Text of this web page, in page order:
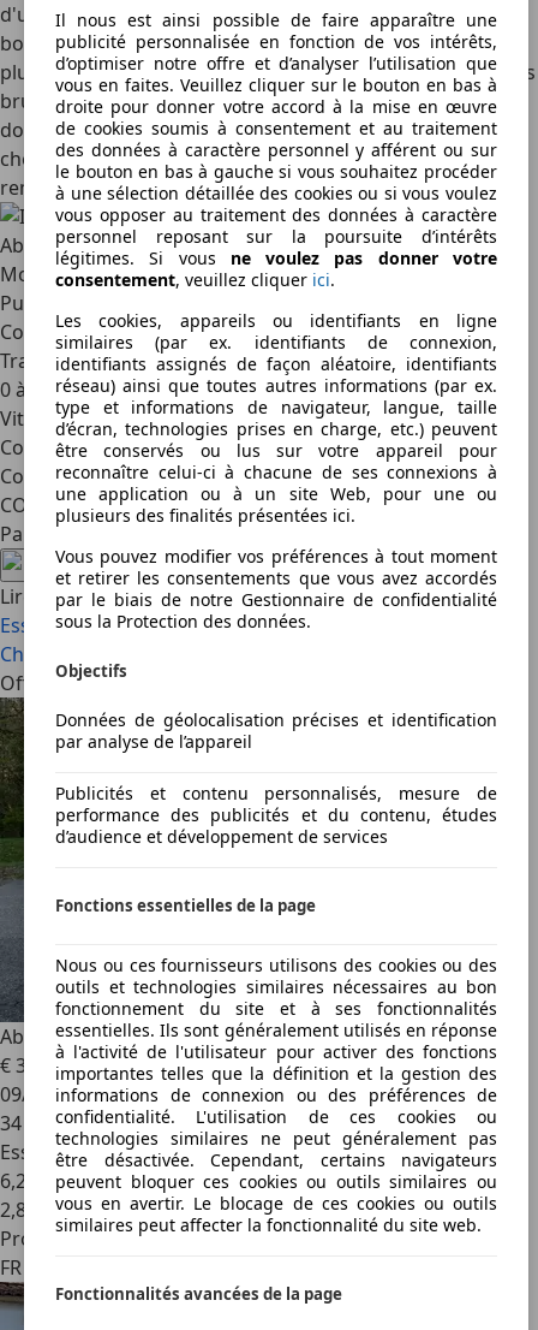
d'une race en voie de disparition. Dans un monde où les
bombinettes deviennent plus lourdes, plus civilisées et
plus électroniques, les Italiens présentent la version la plus
brute de leur fusée de poche à ce jour. Elle n’est pas
donnée, certes, mais si c’est exactement ce que vous
cherchez, il n’y a pas grand-chose d’autre qui pourrait la
remplacer…
Abarth 695 Esseesse
Moteur : 1,4 litre, quatre cylindres à essence
Puissance : 180 ch
Couple : 250 Nm
Transmission : manuelle à 5 rapports
0 à 100 km/h : 6,7 secs
Vitesse maximale : 225 km/h
Coffre : 185 l
Consommation : 6,8 l/100 km (WLTP)
CO2 : 156 g/km (WLTP)
Partagez cet article
Lire aussi
Essai : Abarth 500e, grenouille électrique (2023)
Charging Station : Abarth 500e
Offres à la une
Abarth 695695 Biposto 1.4 Turbo 16V T-Jet 190 ch
€ 32 900
09/2015
34 900 km
Essence
6,2 l/100 km (mixte)
2,8
Professionnel
FR 74960
Il nous est ainsi possible de faire apparaître une
publicité personnalisée en fonction de vos intérêts,
d’optimiser notre offre et d’analyser l’utilisation que
vous en faites. Veuillez cliquer sur le bouton en bas à
droite pour donner votre accord à la mise en œuvre
de cookies soumis à consentement et au traitement
des données à caractère personnel y afférent ou sur
le bouton en bas à gauche si vous souhaitez procéder
à une sélection détaillée des cookies ou si vous voulez
vous opposer au traitement des données à caractère
personnel reposant sur la poursuite d’intérêts
légitimes. Si vous ne voulez pas donner votre
consentement, veuillez cliquer ici.
Les cookies, appareils ou identifiants en ligne
similaires (par ex. identifiants de connexion,
identifiants assignés de façon aléatoire, identifiants
réseau) ainsi que toutes autres informations (par ex.
type et informations de navigateur, langue, taille
d’écran, technologies prises en charge, etc.) peuvent
être conservés ou lus sur votre appareil pour
reconnaître celui-ci à chacune de ses connexions à
une application ou à un site Web, pour une ou
plusieurs des finalités présentées ici.
Vous pouvez modifier vos préférences à tout moment
et retirer les consentements que vous avez accordés
par le biais de notre Gestionnaire de confidentialité
sous la Protection des données.
Objectifs
Données de géolocalisation précises et identification
par analyse de l’appareil
Publicités et contenu personnalisés, mesure de
performance des publicités et du contenu, études
d’audience et développement de services
Fonctions essentielles de la page
Nous ou ces fournisseurs utilisons des cookies ou des
outils et technologies similaires nécessaires au bon
fonctionnement du site et à ses fonctionnalités
essentielles. Ils sont généralement utilisés en réponse
à l'activité de l'utilisateur pour activer des fonctions
importantes telles que la définition et la gestion des
informations de connexion ou des préférences de
confidentialité. L'utilisation de ces cookies ou
technologies similaires ne peut généralement pas
être désactivée. Cependant, certains navigateurs
peuvent bloquer ces cookies ou outils similaires ou
vous en avertir. Le blocage de ces cookies ou outils
similaires peut affecter la fonctionnalité du site web.
Fonctionnalités avancées de la page